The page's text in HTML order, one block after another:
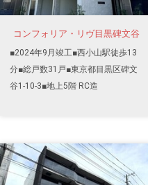
コンフォリア・リヴ目黒碑文谷
■2024年9月竣工■西小山駅徒歩13
分■総戸数31戸■東京都目黒区碑文
谷1-10-3■地上5階 RC造